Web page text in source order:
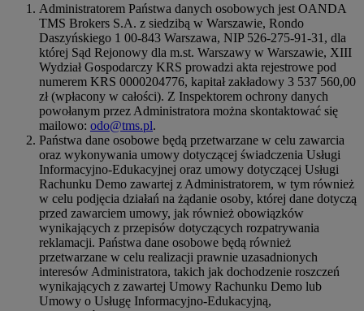
Administratorem Państwa danych osobowych jest OANDA
TMS Brokers S.A. z siedzibą w Warszawie, Rondo
Daszyńskiego 1 00-843 Warszawa, NIP 526-275-91-31, dla
której Sąd Rejonowy dla m.st. Warszawy w Warszawie, XIII
Wydział Gospodarczy KRS prowadzi akta rejestrowe pod
numerem KRS 0000204776, kapitał zakładowy 3 537 560,00
zł (wpłacony w całości). Z Inspektorem ochrony danych
powołanym przez Administratora można skontaktować się
mailowo: odo@tms.pl.
Państwa dane osobowe będą przetwarzane w celu zawarcia
oraz wykonywania umowy dotyczącej świadczenia Usługi
Informacyjno-Edukacyjnej oraz umowy dotyczącej Usługi
Rachunku Demo zawartej z Administratorem, w tym również
w celu podjęcia działań na żądanie osoby, której dane dotyczą
przed zawarciem umowy, jak również obowiązków
wynikających z przepisów dotyczących rozpatrywania
reklamacji. Państwa dane osobowe będą również
przetwarzane w celu realizacji prawnie uzasadnionych
interesów Administratora, takich jak dochodzenie roszczeń
wynikających z zawartej Umowy Rachunku Demo lub
Umowy o Usługę Informacyjno-Edukacyjną,